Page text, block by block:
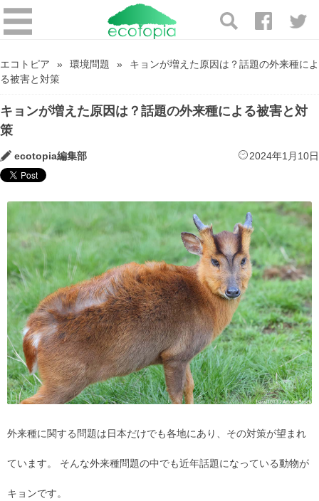
エコトピア 環境問題
キョンが増えた原因は？話題の外来種によ
る被害と対策
キョンが増えた原因は？話題の外来種による被害と対
策
ecotopia編集部 2024年1月10日
外来種に関する問題は日本だけでも各地にあり、その対策が望まれ
ています。 そんな外来種問題の中でも近年話題になっている動物が
キョンです。